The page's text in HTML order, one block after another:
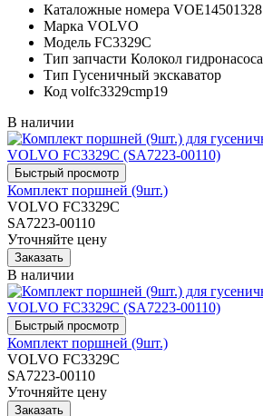
Каталожные номера VOE14501328
Марка VOLVO
Модель FC3329C
Тип запчасти Колокол гидронасоса
Тип Гусеничный экскаватор
Код volfc3329cmp19
В наличии
Комплект поршней (9шт.)
VOLVO FC3329C
SA7223-00110
Уточняйте цену
В наличии
Комплект поршней (9шт.)
VOLVO FC3329C
SA7223-00110
Уточняйте цену